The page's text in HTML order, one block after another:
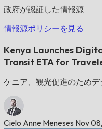
政府が認証した情報源
情報源ポリシーを見る
Kenya Launches
Transit ETA for
ケニア、観光促進のため
Cielo Anne Meneses Nov